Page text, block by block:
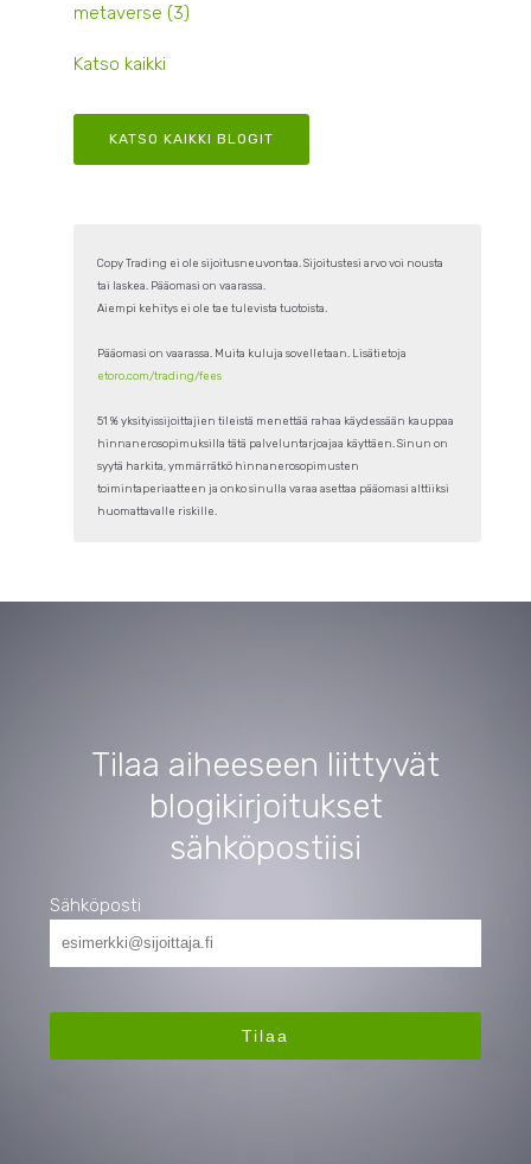
metaverse (3)
Katso kaikki
KATSO KAIKKI BLOGIT
Copy Trading ei ole sijoitusneuvontaa. Sijoitustesi arvo voi nousta
tai laskea. Pääomasi on vaarassa.
Aiempi kehitys ei ole tae tulevista tuotoista.
Pääomasi on vaarassa. Muita kuluja sovelletaan. Lisätietoja
etoro.com/trading/fees
51 % yksityissijoittajien tileistä menettää rahaa käydessään kauppaa
hinnanerosopimuksilla tätä palveluntarjoajaa käyttäen. Sinun on
syytä harkita, ymmärrätkö hinnanerosopimusten
toimintaperiaatteen ja onko sinulla varaa asettaa pääomasi alttiiksi
huomattavalle riskille.
Tilaa aiheeseen liittyvät
blogikirjoitukset
sähköpostiisi
Sähköposti